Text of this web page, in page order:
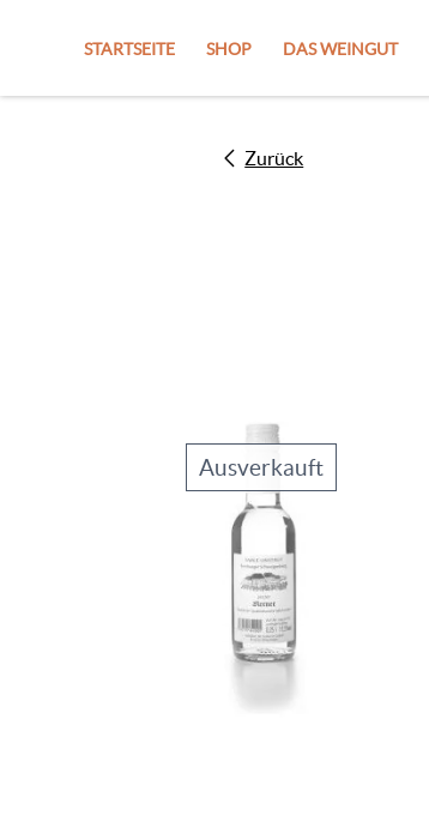
STARTSEITE SHOP DAS WEINGUT
Zurück
Ausverkauft